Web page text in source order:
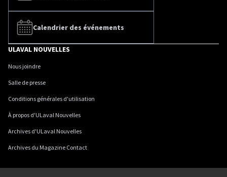
Calendrier des événements
ULAVAL NOUVELLES
Nous joindre
Salle de presse
Conditions générales d'utilisation
À propos d'ULaval Nouvelles
Archives d'ULaval Nouvelles
Archives du Magazine Contact